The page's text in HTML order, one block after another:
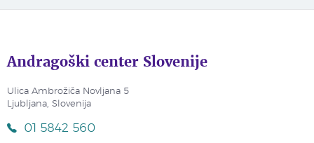
Andragoški center Slovenije
Ulica Ambrožiča Novljana 5
Ljubljana, Slovenija
01 5842 560